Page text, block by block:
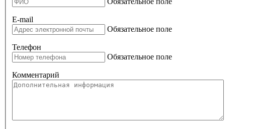
E-mail
Обязательное поле
Телефон
Обязательное поле
Комментарий